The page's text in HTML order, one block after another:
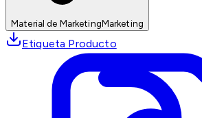
Material de MarketingMarketing
Etiqueta Producto